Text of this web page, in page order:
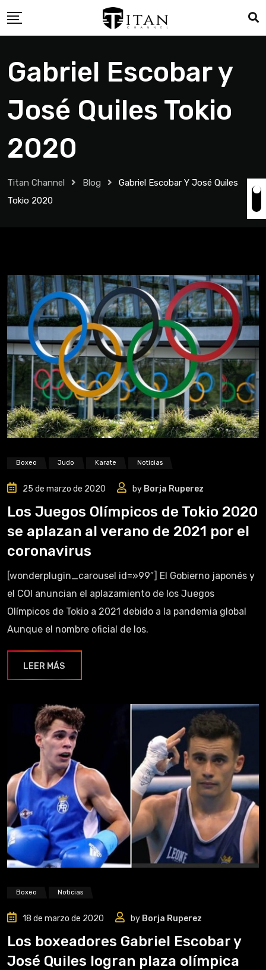
Gabriel Escobar y
José Quiles Tokio
2020
Titan Channel Blog
Gabriel Escobar Y José Quiles
Tokio 2020
Boxeo Judo Karate Noticias
25 de marzo de 2020 by Borja Ruperez
Los Juegos Olímpicos de Tokio 2020
se aplazan al verano de 2021 por el
coronavirus
[wonderplugin_carousel id=»99″] El Gobierno japonés y
el COI anuncian el aplazamiento de los Juegos
Olímpicos de Tokio a 2021 debido a la pandemia global
Aunque el nombre oficial de los.
LEER MÁS
Boxeo Noticias
18 de marzo de 2020 by Borja Ruperez
Los boxeadores Gabriel Escobar y
José Quiles logran plaza olímpica